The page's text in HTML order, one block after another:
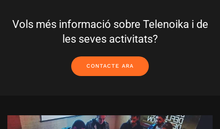
Vols més informació sobre Telenoika i de
les seves activitats?
CONTACTE ARA